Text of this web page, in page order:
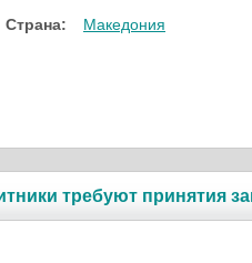
Страна: Македония
требуют принятия